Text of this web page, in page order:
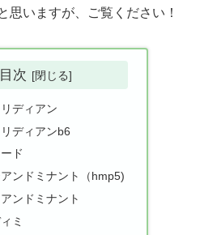
思いますが、ご覧ください！
目次
ディアン
ディアンb6
ド
ンドミナント（hmp5)
ンドミナント
ミ